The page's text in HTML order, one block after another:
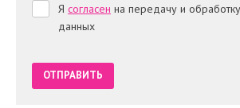
Я согласен на передачу и
данных